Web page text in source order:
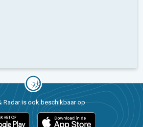
Radar is ook beschikbaar op